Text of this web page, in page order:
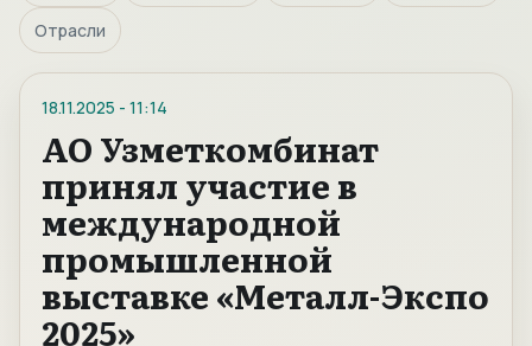
Отрасли
18.11.2025 - 11:14
АО Узметкомбинат
принял участие в
международной
промышленной
выставке «Металл-Экспо
2025»